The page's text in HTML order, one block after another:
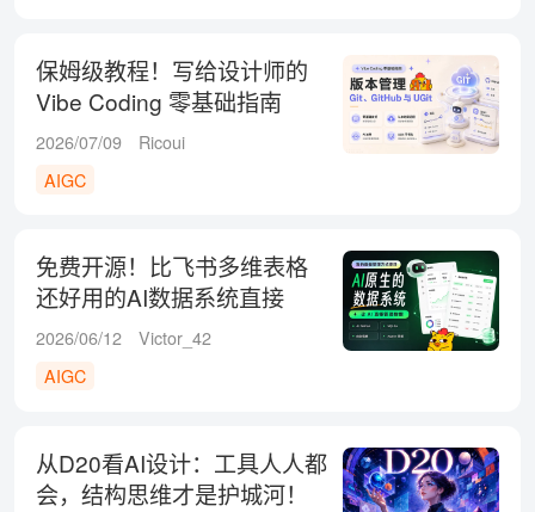
保姆级教程！写给设计师的
Vibe Coding 零基础指南
（三）
2026/07/09
Ricoui
AIGC
免费开源！比飞书多维表格
还好用的AI数据系统直接
用！
2026/06/12
Victor_42
AIGC
从D20看AI设计：工具人人都
会，结构思维才是护城河！